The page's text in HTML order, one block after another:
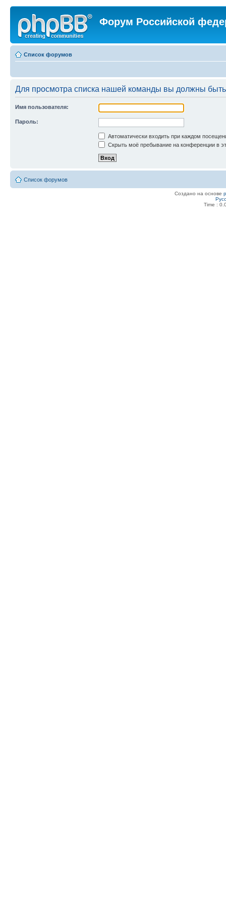
Форум Российской
Список форумов
Для просмотра списка нашей команды вы должны
Имя пользователя:
Пароль:
Автоматически входить при каждом
Скрыть моё пребывание на конференции в
Список форумов
Создано на основе
Time :